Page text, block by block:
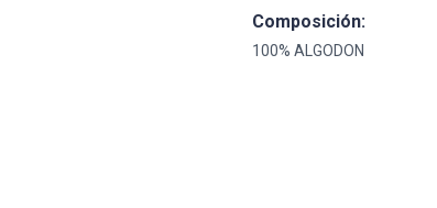
Composición:
100% ALGODON